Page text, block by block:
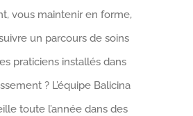
vous maintenir en forme,
un parcours de soins
praticiens installés dans
? L’équipe Balicina
toute l’année dans des